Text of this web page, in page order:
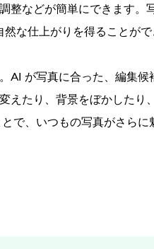
などが簡単にできます。
な仕上がりを得ることがで
AI が写真に合った、編集候
えたり、背景をぼかしたり
で、いつもの写真がさら